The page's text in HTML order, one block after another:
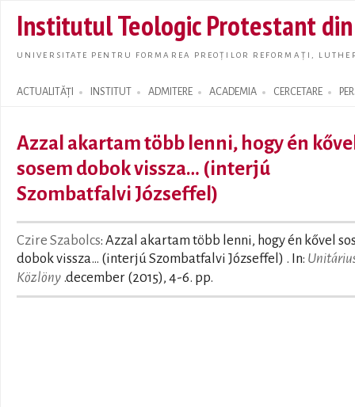
main
Institutul Teologic Protestant
UNIVERSITATE PENTRU FORMAREA PREOȚILOR REFORMAȚI,
ACTUALITĂȚI INSTITUT ADMITERE ACADEMIA CERCETARE
Search form
Azzal akartam több lenni, hogy én
sosem dobok vissza… (interjú
Szombatfalvi Józseffel)
Czire Szabolcs: Azzal akartam több lenni, hogy én kővel
dobok vissza… (interjú Szombatfalvi Józseffel) . In:
Közlöny .december (2015), 4-6. pp.